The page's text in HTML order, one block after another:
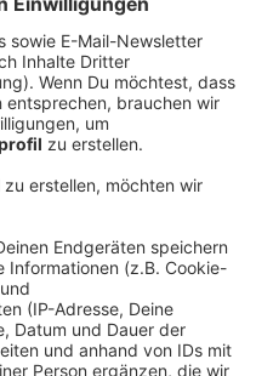
15:01
Bocholt und Bad
Bad Bentheim in den
also dann nur noch